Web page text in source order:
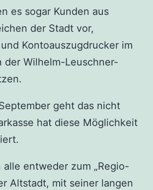
es sogar Kunden aus
der Stadt vor,
Kontoauszugdrucker im
der Wilhelm-Leuschner-
geht das nicht
hat diese Möglichkeit
entweder zum „Regio-
Altstadt, mit seiner langen